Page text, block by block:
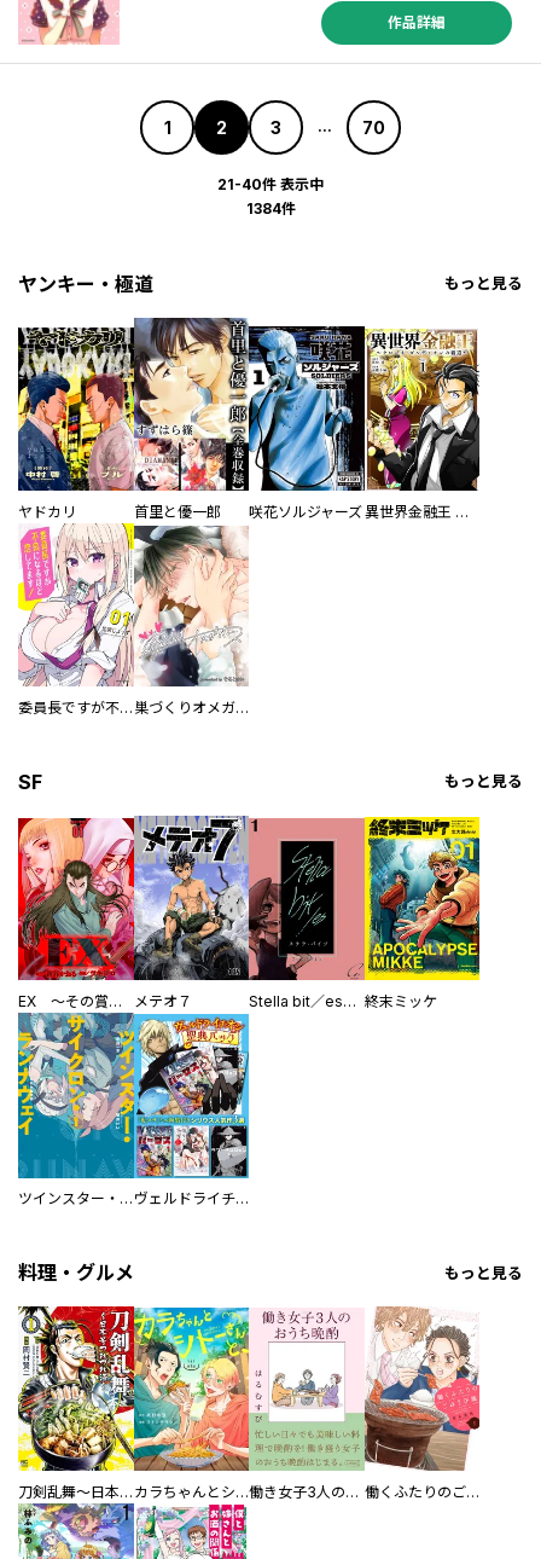
作品詳細
1 2 3 ... 70
21-40件 表示中
1384件
ヤンキー・極道 もっと見る
ヤドカリ 首里と優一郎 咲花ソルジャーズ 異世界金融王 ～クローネ・ゴルディオンの覇道～
委員長ですが不良になるほど恋してます！ 巣づくりオメガバース
SF もっと見る
EX ～その賞金稼ぎは、世界の出口を探す～【単行本版】 メテオ７ Stella bit／es【単話版】 終末ミッケ
ツインスター・サイクロン・ランナウェイ ヴェルドライチオシ聖典パック 『転スラ』ミニ画集付き シリウス人気作３選
料理・グルメ もっと見る
刀剣乱舞～日本号つれづれ酒～ カラちゃんとシトーさんと、 【分冊版】 働き女子3人のおうち晩酌 働くふたりのごほうび飯